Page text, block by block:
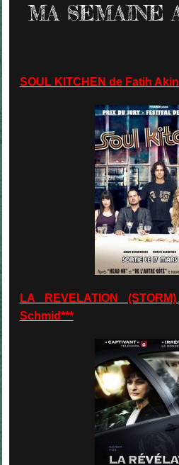
MA SEMAINE
SOUL KITCHEN de Fatih
LA REVELATION
Schmid***